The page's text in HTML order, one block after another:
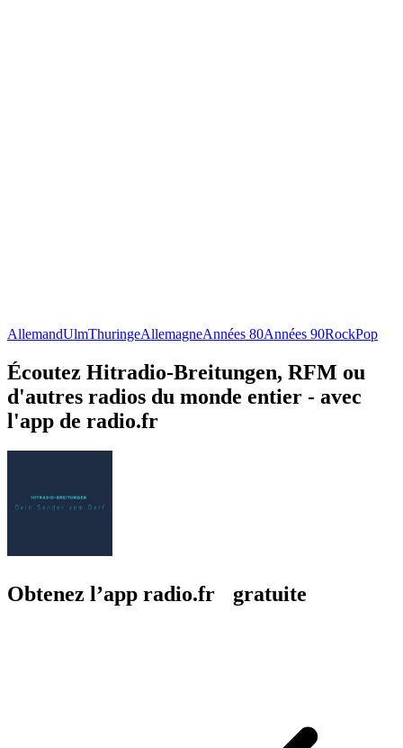
AllemandUlmThuringeAllemagneAnnées 80Années 90RockPop
Écoutez Hitradio-Breitungen, RFM ou
d'autres radios du monde entier - avec
l'app de radio.fr
Obtenez l’app radio.fr gratuite